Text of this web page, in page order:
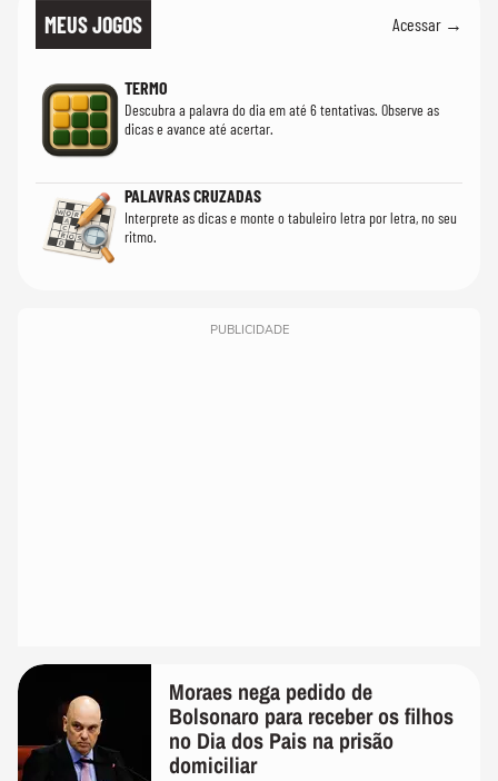
MEUS JOGOS Acessar →
TERMO
Descubra a palavra do dia em até 6 tentativas. Observe as
dicas e avance até acertar.
PALAVRAS CRUZADAS
Interprete as dicas e monte o tabuleiro letra por letra, no seu
ritmo.
PUBLICIDADE
Moraes nega pedido de
Bolsonaro para receber os filhos
no Dia dos Pais na prisão
domiciliar